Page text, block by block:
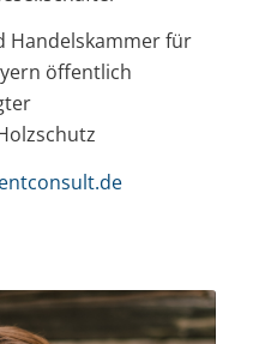
Handelskammer für
öffentlich